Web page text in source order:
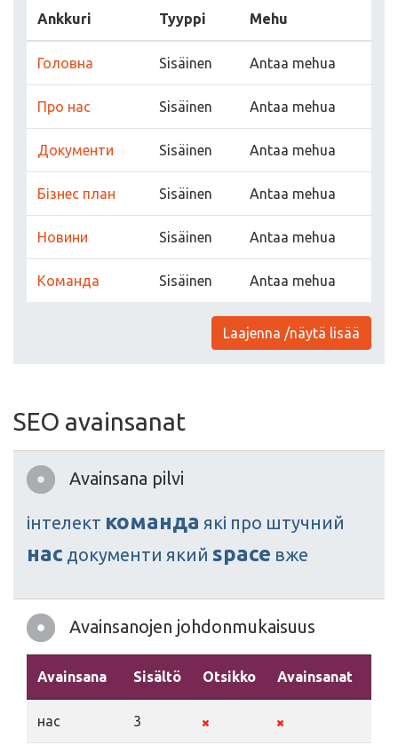
Ankkuri Tyyppi Mehu
Головна Sisäinen Antaa mehua
Про нас Sisäinen Antaa mehua
Документи Sisäinen Antaa mehua
Бізнес план Sisäinen Antaa mehua
Новини Sisäinen Antaa mehua
Команда Sisäinen Antaa mehua
Laajenna /näytä lisää
SEO avainsanat
Avainsana pilvi
інтелект команда які про штучний
нас документи який space вже
Avainsanojen johdonmukaisuus
Avainsana Sisältö Otsikko Avainsanat
нас 3